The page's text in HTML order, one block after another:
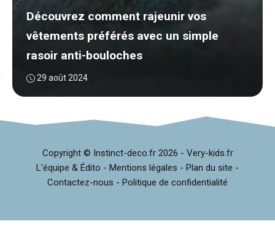
Découvrez comment rajeunir vos
vêtements préférés avec un simple
rasoir anti-bouloches
29 août 2024
Copyright © Instinct-deco.fr 2026 - Very-kids.fr
L'équipe & Édito - Mentions légales - Plan du site -
Contactez-nous - Politique de confidentialité